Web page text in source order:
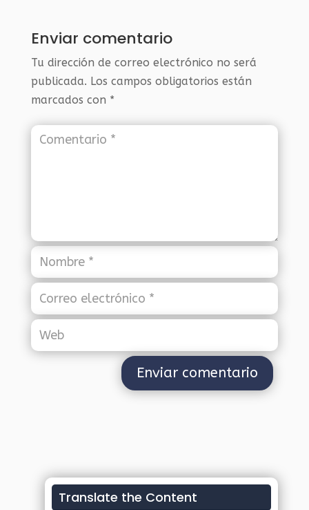
Enviar comentario
Tu dirección de correo electrónico no será
publicada. Los campos obligatorios están
marcados con *
Translate the Content